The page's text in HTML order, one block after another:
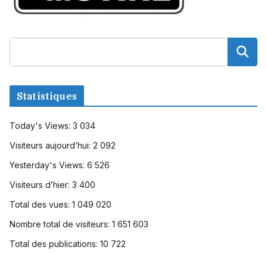
Statistiques
Today's Views: 3 034
Visiteurs aujourd’hui: 2 092
Yesterday's Views: 6 526
Visiteurs d’hier: 3 400
Total des vues: 1 049 020
Nombre total de visiteurs: 1 651 603
Total des publications: 10 722